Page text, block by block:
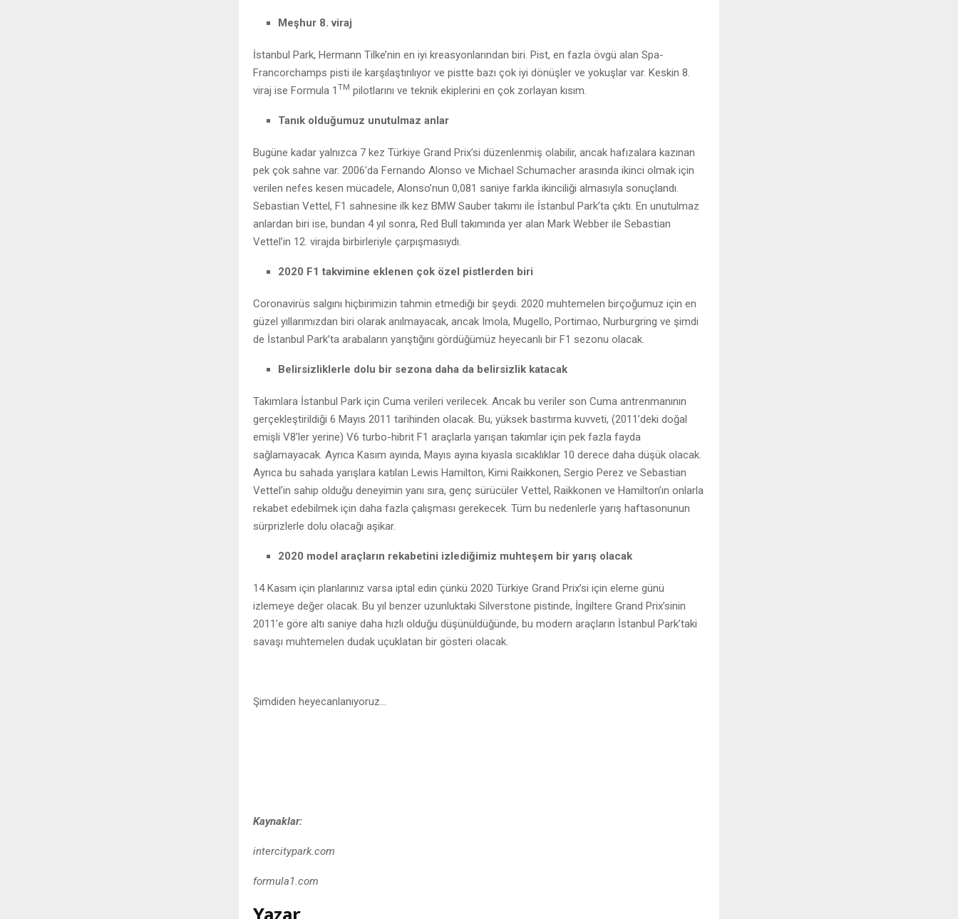
Meşhur 8. viraj
İstanbul Park, Hermann Tilke’nin en iyi kreasyonlarından biri. Pist, en fazla övgü alan Spa-
Francorchamps pisti ile karşılaştırılıyor ve pistte bazı çok iyi dönüşler ve yokuşlar var. Keskin 8.
viraj ise Formula 1 TM pilotlarını ve teknik ekiplerini en çok zorlayan kısım.
Tanık olduğumuz unutulmaz anlar
Bugüne kadar yalnızca 7 kez Türkiye Grand Prix’si düzenlenmiş olabilir, ancak hafızalara kazınan
pek çok sahne var. 2006’da Fernando Alonso ve Michael Schumacher arasında ikinci olmak için
verilen nefes kesen mücadele, Alonso’nun 0,081 saniye farkla ikinciliği almasıyla sonuçlandı.
Sebastian Vettel, F1 sahnesine ilk kez BMW Sauber takımı ile İstanbul Park’ta çıktı. En unutulmaz
anlardan biri ise, bundan 4 yıl sonra, Red Bull takımında yer alan Mark Webber ile Sebastian
Vettel’in 12. virajda birbirleriyle çarpışmasıydı.
2020 F1 takvimine eklenen çok özel pistlerden biri
Coronavirüs salgını hiçbirimizin tahmin etmediği bir şeydi. 2020 muhtemelen birçoğumuz için en
güzel yıllarımızdan biri olarak anılmayacak, ancak Imola, Mugello, Portimao, Nurburgring ve şimdi
de İstanbul Park’ta arabaların yarıştığını gördüğümüz heyecanlı bir F1 sezonu olacak.
Belirsizliklerle dolu bir sezona daha da belirsizlik katacak
Takımlara İstanbul Park için Cuma verileri verilecek. Ancak bu veriler son Cuma antrenmanının
gerçekleştirildiği 6 Mayıs 2011 tarihinden olacak. Bu, yüksek bastırma kuvveti, (2011’deki doğal
emişli V8’ler yerine) V6 turbo-hibrit F1 araçlarla yarışan takımlar için pek fazla fayda
sağlamayacak. Ayrıca Kasım ayında, Mayıs ayına kıyasla sıcaklıklar 10 derece daha düşük olacak.
Ayrıca bu sahada yarışlara katılan Lewis Hamilton, Kimi Raikkonen, Sergio Perez ve Sebastian
Vettel’in sahip olduğu deneyimin yanı sıra, genç sürücüler Vettel, Raikkonen ve Hamilton’ın onlarla
rekabet edebilmek için daha fazla çalışması gerekecek. Tüm bu nedenlerle yarış haftasonunun
sürprizlerle dolu olacağı aşikar.
2020 model araçların rekabetini izlediğimiz muhteşem bir yarış olacak
14 Kasım için planlarınız varsa iptal edin çünkü 2020 Türkiye Grand Prix’si için eleme günü
izlemeye değer olacak. Bu yıl benzer uzunluktaki Silverstone pistinde, İngiltere Grand Prix’sinin
2011’e göre altı saniye daha hızlı olduğu düşünüldüğünde, bu modern araçların İstanbul Park’taki
savaşı muhtemelen dudak uçuklatan bir gösteri olacak.
Şimdiden heyecanlanıyoruz…
Kaynaklar:
intercitypark.com
formula1.com